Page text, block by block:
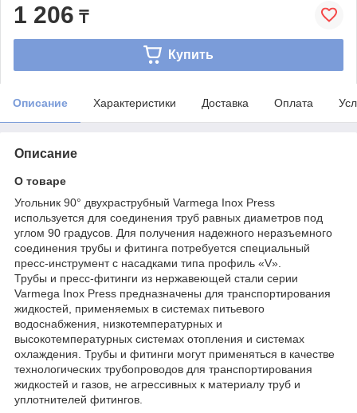
1 206 ₸
Купить
Описание Характеристики Доставка Оплата
Описание
О товаре
Угольник 90° двухраструбный Varmega Inox Press
используется для соединения труб равных диаметров под
углом 90 градусов. Для получения надежного неразъемного
соединения трубы и фитинга потребуется специальный
пресс-инструмент с насадками типа профиль «V».
Трубы и пресс-фитинги из нержавеющей стали серии
Varmega Inox Press предназначены для транспортирования
жидкостей, применяемых в системах питьевого
водоснабжения, низкотемпературных и
высокотемпературных системах отопления и системах
охлаждения. Трубы и фитинги могут применяться в качестве
технологических трубопроводов для транспортирования
жидкостей и газов, не агрессивных к материалу труб и
уплотнителей фитингов.